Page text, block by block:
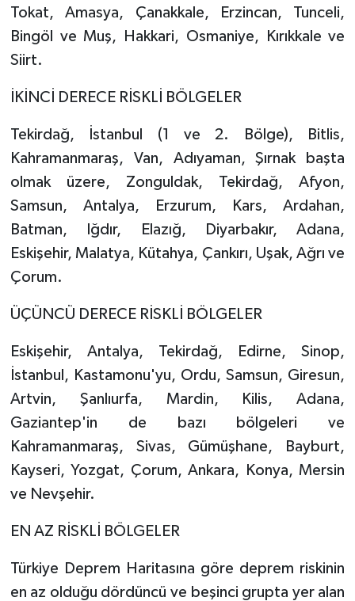
Tokat, Amasya, Çanakkale, Erzincan, Tunceli,
Bingöl ve Muş, Hakkari, Osmaniye, Kırıkkale ve
Siirt.
İKİNCİ DERECE RİSKLİ BÖLGELER
Tekirdağ, İstanbul (1 ve 2. Bölge), Bitlis,
Kahramanmaraş, Van, Adıyaman, Şırnak başta
olmak üzere, Zonguldak, Tekirdağ, Afyon,
Samsun, Antalya, Erzurum, Kars, Ardahan,
Batman, Iğdır, Elazığ, Diyarbakır, Adana,
Eskişehir, Malatya, Kütahya, Çankırı, Uşak, Ağrı ve
Çorum.
ÜÇÜNCÜ DERECE RİSKLİ BÖLGELER
Eskişehir, Antalya, Tekirdağ, Edirne, Sinop,
İstanbul, Kastamonu'yu, Ordu, Samsun, Giresun,
Artvin, Şanlıurfa, Mardin, Kilis, Adana,
Gaziantep'in de bazı bölgeleri ve
Kahramanmaraş, Sivas, Gümüşhane, Bayburt,
Kayseri, Yozgat, Çorum, Ankara, Konya, Mersin
ve Nevşehir.
EN AZ RİSKLİ BÖLGELER
Türkiye Deprem Haritasına göre deprem riskinin
en az olduğu dördüncü ve beşinci grupta yer alan